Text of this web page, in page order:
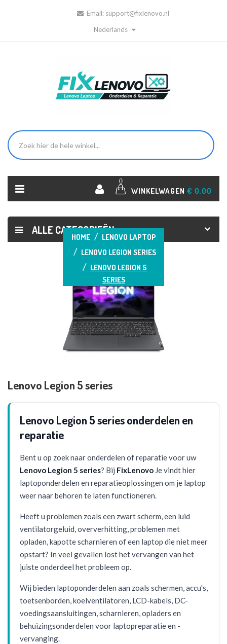
Email: support@fixlenovo.nl
Nederlands
0
WINKELWAGEN € 0,00
ALLE CATEGORIEËN
HOME
LENOVO LAPTOP
LENOVO LEGION SERIES
LENOVO LEGION 5
SERIES
Lenovo Legion 5 series
Lenovo Legion 5 series onderdelen en
reparatie
Bent u op zoek naar onderdelen of reparatie voor uw
Lenovo Legion 5 series? Bij FixLenovo Je vindt hier
laptoponderdelen en reparatieoplossingen om je laptop
weer naar behoren te laten functioneren.
Heeft u problemen zoals een zwart scherm, een luid
ventilatorgeluid, oververhitting, problemen met
opladen, kapotte scharnieren of een laptop die niet meer
opstart? In veel gevallen lost het vervangen van het
juiste onderdeel het probleem op.
Wij bieden laptoponderdelen aan zoals schermen, accu's,
toetsenborden, koelventilatoren, LCD-kabels, DC-
voedingsaansluitingen, scharnieren, opladers en
behuizingsonderdelen voor laptopreparatie en -
vervanging.